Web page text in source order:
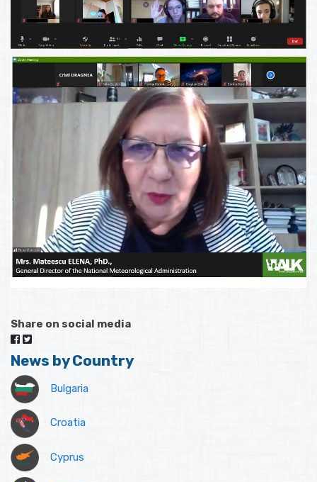
Share on social media
News by Country
Bulgaria
Croatia
Cyprus